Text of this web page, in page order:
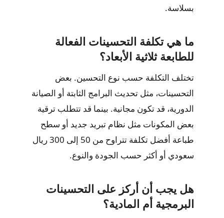
بسلاسة.
ما هي تكلفة التحسينات الفعالة
للطابعة ثلاثية الأبعاد؟
تختلف التكلفة حسب نوع التحسين. بعض
التحسينات، مثل تحديث البرامج الثابتة أو الصيانة
الدورية، قد تكون مجانية. بينما قد تتطلب ترقية
بعض المكونات مثل نظام تبريد جديد أو سطح
طباعة أفضل تكلفة تتراوح من 50 إلى 300 ريال
سعودي أو أكثر حسب الجودة والنوع.
هل يجب أن أركز على التحسينات
البرمجية أم المادية؟